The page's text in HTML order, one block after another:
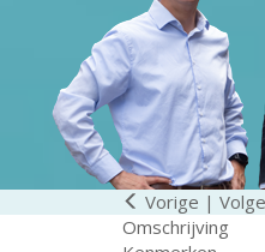
Vorige |
Omschrijving